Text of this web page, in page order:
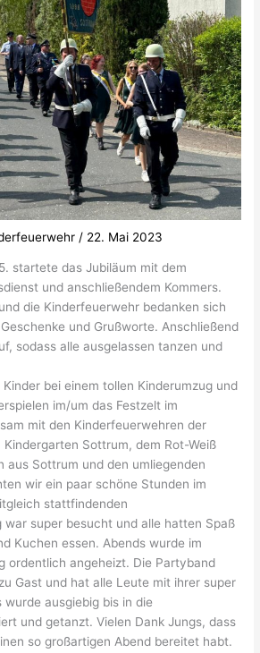
/ 22. Mai 2023
startete das Jubiläum mit dem
und anschließendem Kommers.
die Kinderfeuerwehr bedanken sich
und Grußworte. Anschließend
sodass alle ausgelassen tanzen und
bei einem tollen Kinderumzug und
im/um das Festzelt im
mit den Kinderfeuerwehren der
Kindergarten Sottrum, dem Rot-Weiß
aus Sottrum und den umliegenden
wir ein paar schöne Stunden im
stattfindenden
war super besucht und alle hatten Spaß
Kuchen essen. Abends wurde im
ordentlich angeheizt. Die Partyband
Gast und hat alle Leute mit ihrer super
wurde ausgiebig bis in die
und getanzt. Vielen Dank Jungs, dass
so großartigen Abend bereitet habt.